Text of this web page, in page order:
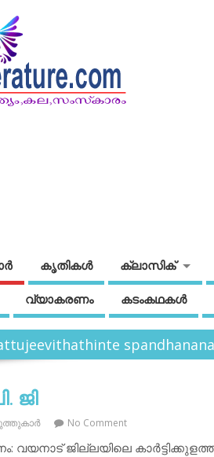
കൃതികൾ ക്ലാസിക്
വ്യാകരണം കടംകഥകള്‍
ജി
No Comment
വയനാട് ജില്ലയിലെ